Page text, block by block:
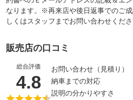
なります。※再来店や後日返事でのご
しくはスタッフまでお問い合わせくださ
販売店の口コミ
総合評価
4.8 （5点満点
お問い合わせ（見積り）
納車までの対応
説明の分かりやすさ